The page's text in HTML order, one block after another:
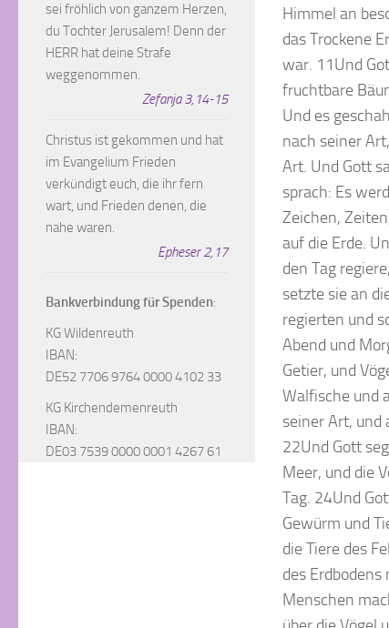
Himmel an
das Trockene
war. 11Und
fruchtbare
Und es
nach seiner
Art. Und Gott
sprach: Es
Zeichen,
auf die Erde.
den Tag
setzte sie an
regierten und
Abend und
Getier, und
Walfische und
seiner Art, und
22Und Gott
Meer, und die
Tag. 24Und
Gewürm und
die Tiere des
des
Menschen
sei fröhlich von ganzem Herzen,
du Tochter Jerusalem! Denn der
HERR hat deine Strafe
weggenommen.
Zefanja 3,14-15
Christus ist gekommen und hat
im Evangelium Frieden
verkündigt euch, die ihr fern
wart, und Frieden denen, die
nahe waren.
Epheser 2,17
Bankverbindung für Spenden:
KG Wildenreuth
IBAN:
DE52 7706 9764 0000 4102 33
KG Kirchendemenreuth
IBAN:
DE03 7539 0000 0001 4267 61